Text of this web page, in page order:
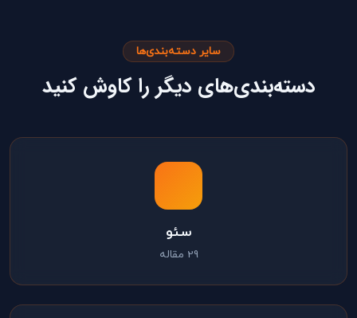
سایر دسته‌بندی‌ها
دسته‌بندی‌های دیگر را کاوش کنید
سئو
29 مقاله